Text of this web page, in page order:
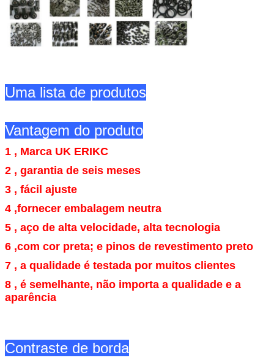
Uma lista de produtos
Vantagem do produto
1 , Marca UK ERIKC
2 , garantia de seis meses
3 , fácil ajuste
4 ,fornecer embalagem neutra
5 , aço de alta velocidade, alta tecnologia
6 ,com cor preta; e pinos de revestimento preto
7 , a qualidade é testada por muitos clientes
8 , é semelhante, não importa a qualidade e a
aparência
Contraste de borda